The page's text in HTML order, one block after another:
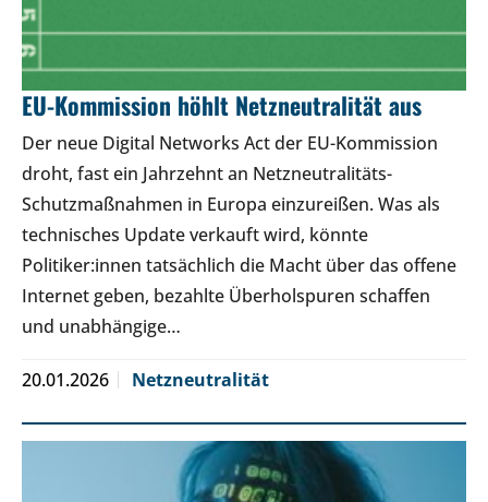
EU-Kommission höhlt Netzneutralität aus
Der neue Digital Networks Act der EU-Kommission
droht, fast ein Jahrzehnt an Netzneutralitäts-
Schutzmaßnahmen in Europa einzureißen. Was als
technisches Update verkauft wird, könnte
Politiker:innen tatsächlich die Macht über das offene
Internet geben, bezahlte Überholspuren schaffen
und unabhängige…
20.01.2026 Netzneutralität